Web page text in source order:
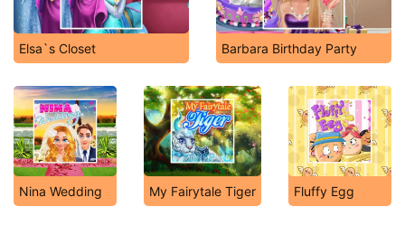
Elsa`s Closet Barbara Birthday Party
Nina Wedding My Fairytale Tiger Fluffy Egg